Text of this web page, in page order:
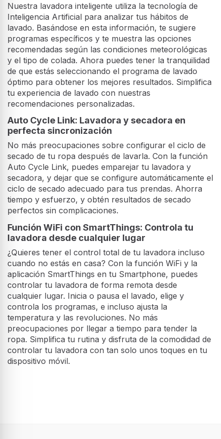
Nuestra lavadora inteligente utiliza la tecnología de
Inteligencia Artificial para analizar tus hábitos de
lavado. Basándose en esta información, te sugiere
programas específicos y te muestra las opciones
recomendadas según las condiciones meteorológicas
y el tipo de colada. Ahora puedes tener la tranquilidad
de que estás seleccionando el programa de lavado
óptimo para obtener los mejores resultados. Simplifica
tu experiencia de lavado con nuestras
recomendaciones personalizadas.
Auto Cycle Link: Lavadora y secadora en
perfecta sincronización
No más preocupaciones sobre configurar el ciclo de
secado de tu ropa después de lavarla. Con la función
Auto Cycle Link, puedes emparejar tu lavadora y
secadora, y dejar que se configure automáticamente el
ciclo de secado adecuado para tus prendas. Ahorra
tiempo y esfuerzo, y obtén resultados de secado
perfectos sin complicaciones.
Función WiFi con SmartThings: Controla tu
lavadora desde cualquier lugar
¿Quieres tener el control total de tu lavadora incluso
cuando no estás en casa? Con la función WiFi y la
aplicación SmartThings en tu Smartphone, puedes
controlar tu lavadora de forma remota desde
cualquier lugar. Inicia o pausa el lavado, elige y
controla los programas, e incluso ajusta la
temperatura y las revoluciones. No más
preocupaciones por llegar a tiempo para tender la
ropa. Simplifica tu rutina y disfruta de la comodidad de
controlar tu lavadora con tan solo unos toques en tu
dispositivo móvil.